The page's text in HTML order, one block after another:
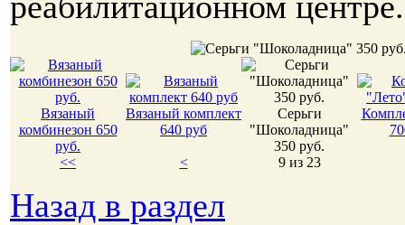
Вязаный
комбинезон 650
руб.
Вязаный комплект
640 руб
Серьги
"Шоколадница"
350 руб.
<< < 9 из 23
Назад в раздел